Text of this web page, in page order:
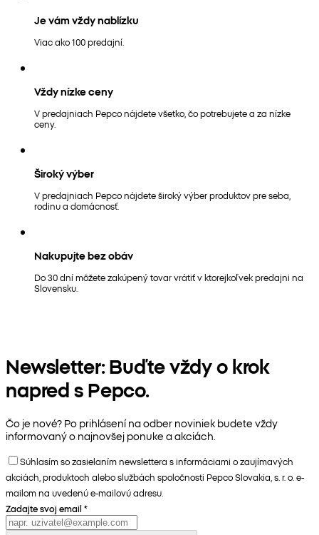
Je vám vždy nablízku
Viac ako 100 predajní.
Vždy nízke ceny
V predajniach Pepco nájdete všetko, čo potrebujete a za nízke
ceny.
Široký výber
V predajniach Pepco nájdete široký výber produktov pre seba,
rodinu a domácnosť.
Nakupujte bez obáv
Do 30 dní môžete zakúpený tovar vrátiť v ktorejkoľvek predajni na
Slovensku.
Newsletter: Buďte vždy o krok
napred s Pepco.
Čo je nové? Po prihlásení na odber noviniek budete vždy
informovaný o najnovšej ponuke a akciách.
Súhlasím so zasielaním newslettera s informáciami o zaujímavých
akciách, produktoch alebo službách spoločnosti Pepco Slovakia, s. r. o. e-
mailom na uvedenú e-mailovú adresu.
Zadajte svoj email *